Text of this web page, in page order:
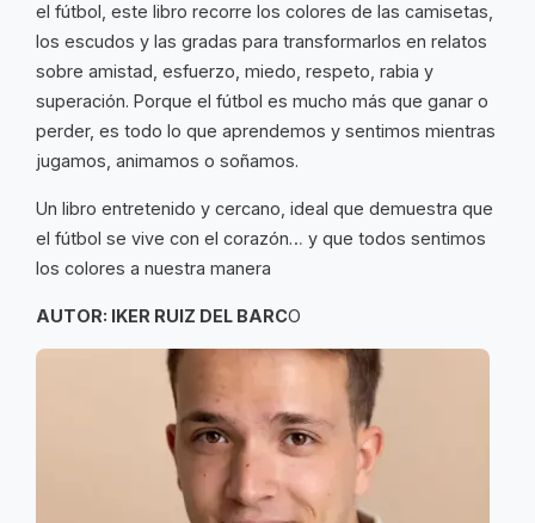
el fútbol, este libro recorre los colores de las camisetas,
los escudos y las gradas para transformarlos en relatos
sobre amistad, esfuerzo, miedo, respeto, rabia y
superación. Porque el fútbol es mucho más que ganar o
perder, es todo lo que aprendemos y sentimos mientras
jugamos, animamos o soñamos.
Un libro entretenido y cercano, ideal que demuestra que
el fútbol se vive con el corazón… y que todos sentimos
los colores a nuestra manera
AUTOR: IKER RUIZ DEL BARCO